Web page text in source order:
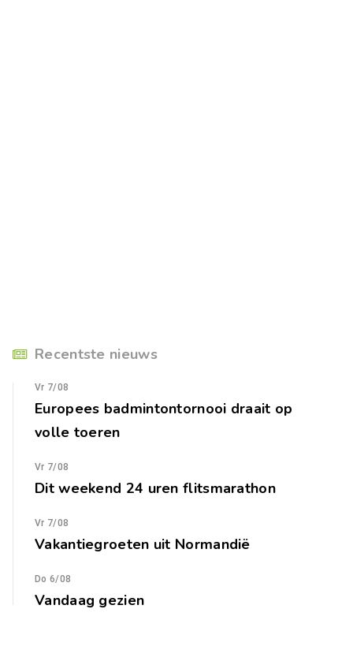
Recentste nieuws
Vr 7/08
Europees badmintontornooi draait op
volle toeren
Vr 7/08
Dit weekend 24 uren flitsmarathon
Vr 7/08
Vakantiegroeten uit Normandië
Do 6/08
Vandaag gezien